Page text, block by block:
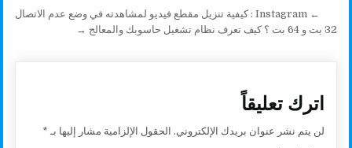
k
p
k
تصفّح المقالات
← Instagram : كيفية تنزيل مقطع فيديو لمشاهدته في وضع عدم الاتصال
32 بت و 64 بت ؟ كيف تعرف نظام تشغيل حاسوبك والمعالج →
اترك تعليقاً
لن يتم نشر عنوان بريدك الإلكتروني. الحقول الإلزامية مشار إليها بـ *